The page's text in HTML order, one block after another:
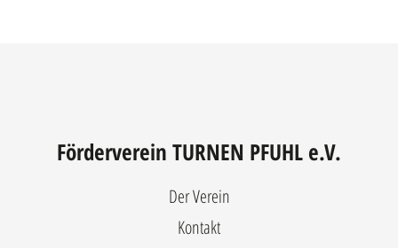
Förderverein TURNEN PFUHL e.V.
Der Verein
Kontakt